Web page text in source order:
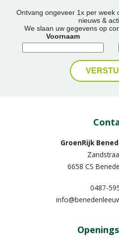
Ontvang ongeveer 1x per week
nieuws &
We slaan uw gegevens op
Voornaam
GroenRijk
6658 CS
0487-